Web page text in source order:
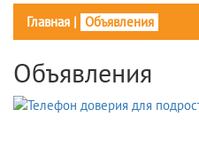
Главная| Объявления
Объявления